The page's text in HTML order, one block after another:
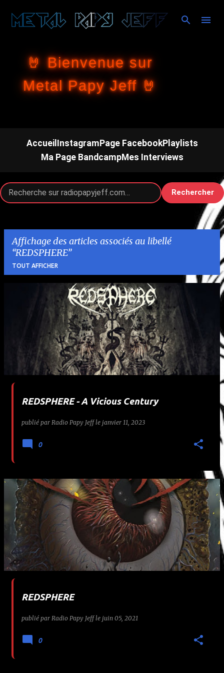
Accéder au contenu principal
🤘 Bienvenue sur
Metal Papy Jeff 🤘
Accueil InstagramPage FacebookPlaylists
Ma Page BandcampMes Interviews
Rechercher
Affichage des articles associés au libellé
REDSPHERE
TOUT AFFICHER
REDSPHERE - A Vicious Century
publié par Radio Papy Jeff le janvier 11, 2023
0
REDSPHERE
publié par Radio Papy Jeff le juin 05, 2021
0